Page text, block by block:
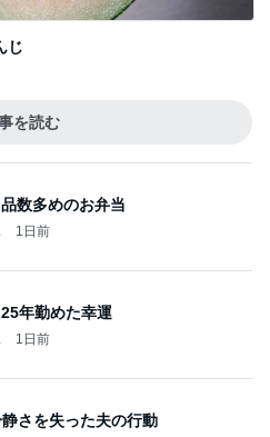
じ
を読む
数多めのお弁当
1日前
年勤めた幸運
1日前
さを失った夫の行動